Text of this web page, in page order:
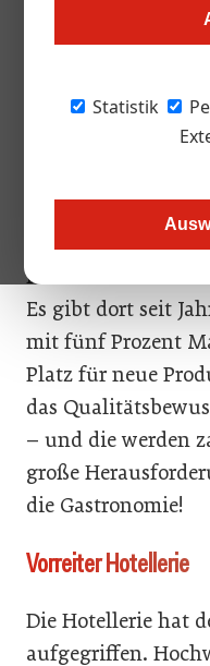
Statistik
kann man das neue
„verkaufen“?
Vorbei sind die
„Erkältungen“
gesunden
wohl auch seinen
Produkt erobern.
Es gibt dort seit
mit fünf Prozent
Platz für neue
das
– und die werden
große
die Gastronomie!
Vorreiter Hotellerie
Die Hotellerie hat
aufgegriffen.